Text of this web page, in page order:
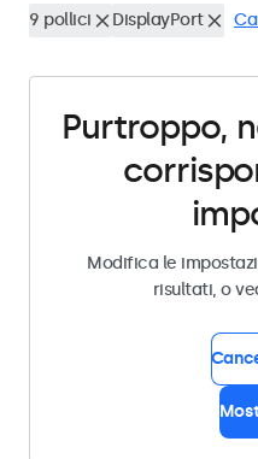
9 pollici DisplayPort
Purtroppo,
Modifica le
risultati, o